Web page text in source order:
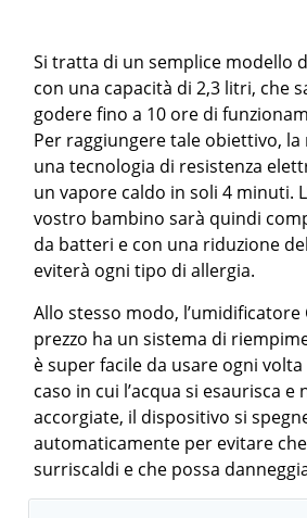
Si tratta di un semplice modello
con una capacità di 2,3 litri, che
godere fino a 10 ore di
Per raggiungere tale obiettivo, la
una tecnologia di resistenza
un vapore caldo in soli 4 minuti.
vostro bambino sarà quindi
da batteri e con una riduzione
eviterà ogni tipo di allergia.
Allo stesso modo, l’umidificatore
prezzo ha un sistema di
è super facile da usare ogni volta
caso in cui l’acqua si esaurisca e
accorgiate, il dispositivo si
automaticamente per evitare
surriscaldi e che possa